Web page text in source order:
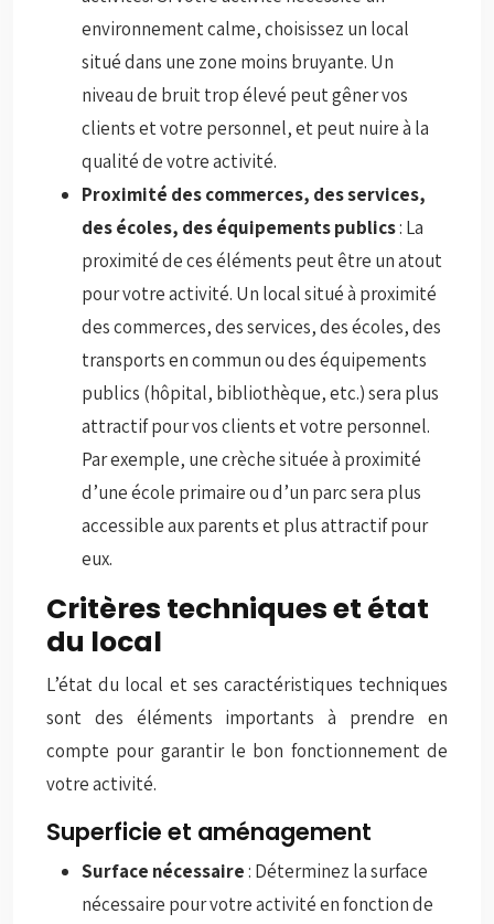
environnement calme, choisissez un local
situé dans une zone moins bruyante. Un
niveau de bruit trop élevé peut gêner vos
clients et votre personnel, et peut nuire à la
qualité de votre activité.
Proximité des commerces, des services,
des écoles, des équipements publics: La
proximité de ces éléments peut être un atout
pour votre activité. Un local situé à proximité
des commerces, des services, des écoles, des
transports en commun ou des équipements
publics (hôpital, bibliothèque, etc.) sera plus
attractif pour vos clients et votre personnel.
Par exemple, une crèche située à proximité
d’une école primaire ou d’un parc sera plus
accessible aux parents et plus attractif pour
eux.
Critères techniques et état
du local
L’état du local et ses caractéristiques techniques
sont des éléments importants à prendre en
compte pour garantir le bon fonctionnement de
votre activité.
Superficie et aménagement
Surface nécessaire: Déterminez la surface
nécessaire pour votre activité en fonction de